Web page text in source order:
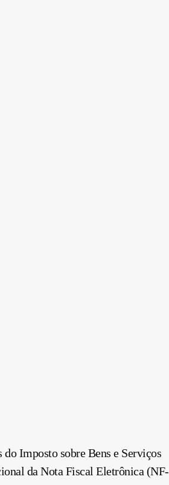
Imposto sobre Bens e Serviços
da Nota Fiscal Eletrônica (NF-